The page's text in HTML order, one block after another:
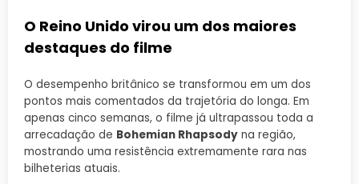
O Reino Unido virou um dos maiores
destaques do filme
O desempenho britânico se transformou em um dos
pontos mais comentados da trajetória do longa. Em
apenas cinco semanas, o filme já ultrapassou toda a
arrecadação de Bohemian Rhapsody na região,
mostrando uma resistência extremamente rara nas
bilheterias atuais.